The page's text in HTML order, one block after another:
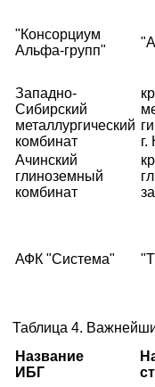
"Консорциум
Альфа-групп"
Западно-
Сибирский
металлургический
комбинат
г.
Ачинский
глиноземный
комбинат
АФК "Система"
Таблица 4.
Название
ИБГ